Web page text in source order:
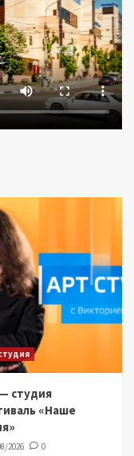
студия
«Наше
2026 0